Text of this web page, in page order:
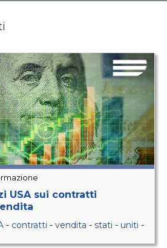
USA sui contratti
- contratti - vendita - stati - uniti -